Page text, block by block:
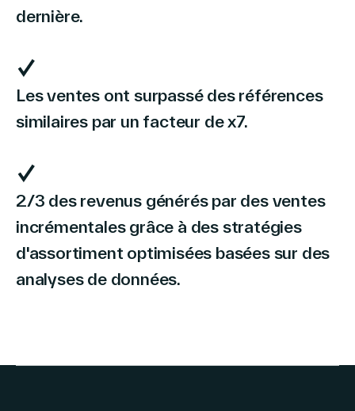
dernière.
Les ventes ont surpassé des références
similaires par un facteur de x7.
2/3 des revenus générés par des ventes
incrémentales grâce à des stratégies
d'assortiment optimisées basées sur des
analyses de données.